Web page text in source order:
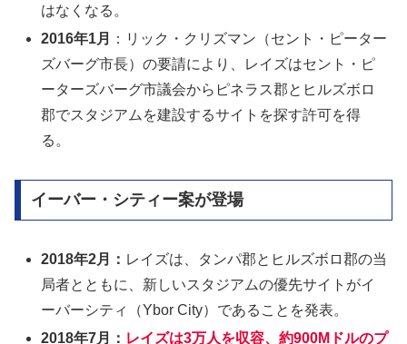
はなくなる。
2016年1月
：リック・クリズマン（セント・ピーター
ズバーグ市長）の要請により、レイズはセント・ピ
ーターズバーグ市議会からピネラス郡とヒルズボロ
郡でスタジアムを建設するサイトを探す許可を得
る。
イーバー・シティー案が登場
2018年2月： レイズは、タンパ郡とヒルズボロ郡の当
局者とともに、新しいスタジアムの優先サイトがイ
ーバーシティ（Ybor City）であることを発表。
2018年7月： レイズは3万人を収容、約900Mドルのプ